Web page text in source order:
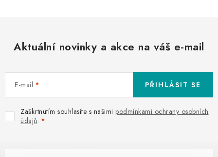
Aktuální novinky a akce na váš e-mail
E-mail
Zaškrtnutím souhlasíte s našimi podmínkami ochrany osobních
údajů.
PŘIHLÁSIT SE